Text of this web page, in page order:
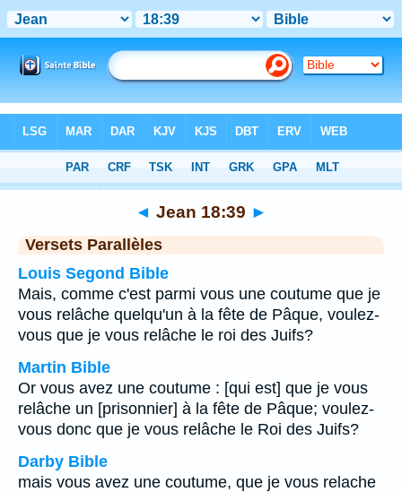
Chapitre 18> Verset 39
◄ Jean 18:39 ►
Versets Parallèles
Louis Segond Bible
Mais, comme c'est parmi vous une coutume que je
vous relâche quelqu'un à la fête de Pâque, voulez-
vous que je vous relâche le roi des Juifs?
Martin Bible
Or vous avez une coutume : [qui est] que je vous
relâche un [prisonnier] à la fête de Pâque; voulez-
vous donc que je vous relâche le Roi des Juifs?
Darby Bible
mais vous avez une coutume, que je vous relache